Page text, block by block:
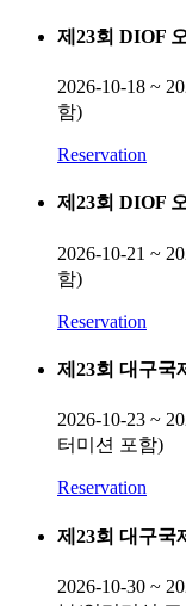
제23회 DIOF
2026-10-18 ~
함)
Reservation
제23회 DIOF
2026-10-21 ~
함)
Reservation
제23회 대구국
2026-10-23 ~
터미션 포함)
Reservation
제23회 대구국
2026-10-30 ~